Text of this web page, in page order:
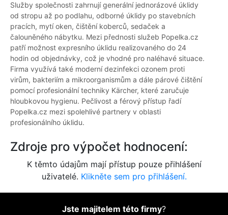
Služby společnosti zahrnují generální jednorázové úklidy
od stropu až po podlahu, odborné úklidy po stavebních
pracích, mytí oken, čištění koberců, sedaček a
čalouněného nábytku. Mezi přednosti služeb Popelka.cz
patří možnost expresního úklidu realizovaného do 24
hodin od objednávky, což je vhodné pro naléhavé situace.
Firma využívá také moderní dezinfekci ozonem proti
virům, bakteriím a mikroorganismům a dále párové čištění
pomocí profesionální techniky Kärcher, které zaručuje
hloubkovou hygienu. Pečlivost a férový přístup řadí
Popelka.cz mezi spolehlivé partnery v oblasti
profesionálního úklidu.
Zdroje pro výpočet hodnocení:
K těmto údajům mají přístup pouze přihlášení
uživatelé. Klikněte sem pro přihlášení.
Jste majitelem této firmy?